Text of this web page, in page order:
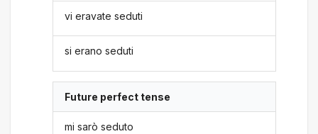
vi eravate seduti
si erano seduti
Future perfect tense
mi sarò seduto